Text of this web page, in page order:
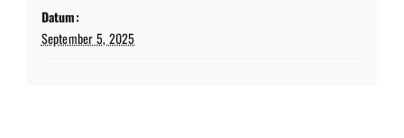
Datum:
September 5, 2025